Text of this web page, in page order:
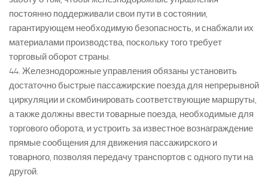
постоянно поддерживали свои пути в состоянии,
гарантирующем необходимую безопасность, и снабжали их
материалами производства, поскольку того требует
торговый оборот страны.
44. Железнодорожные управления обязаны установить
достаточно быстрые пассажирские поезда для непрерывной
циркуляции и скомбинировать соответствующие маршруты,
а также должны ввести товарные поезда, необходимые для
торгового оборота, и устроить за известное вознаграждение
прямые сообщения для движения пассажирского и
товарного, позволяя передачу транспортов с одного пути на
другой.